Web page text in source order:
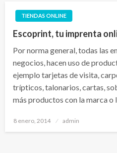
TIENDAS ONLINE
Escoprint, tu imprenta
Por norma general, todas las
negocios, hacen uso de
ejemplo tarjetas de visita,
trípticos, talonarios, cartas,
más productos con la marca o
Publicado
8 enero, 2014 admin